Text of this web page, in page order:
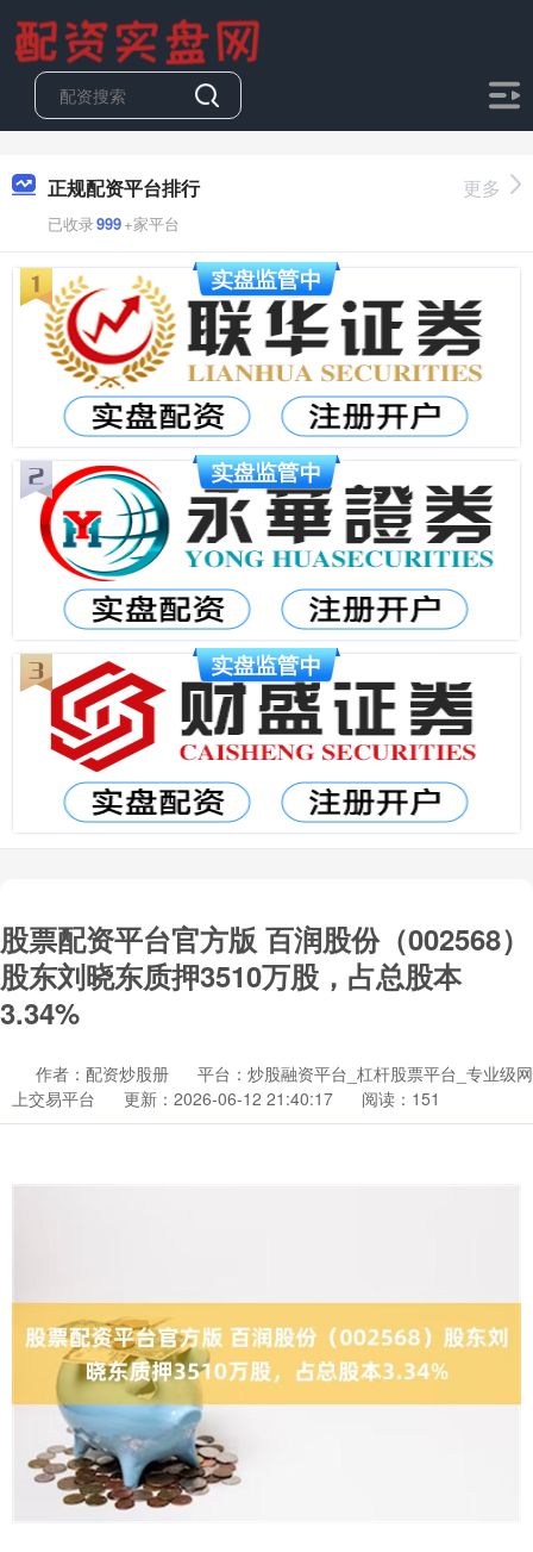
正规配资平台排行
已收录999+家平台
更多
股票配资平台官方版 百润股份（002568）
股东刘晓东质押3510万股，占总股本
3.34%
作者：配资炒股册
平台：炒股融资平台_杠杆股票平台_专业级网
上交易平台
更新：2026-06-12 21:40:17 阅读：151